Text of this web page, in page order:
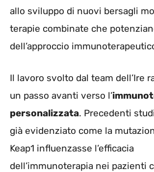
allo sviluppo di nuovi bersagli
terapie combinate che
dell’approccio
Il lavoro svolto dal team dell’Ire
un passo avanti verso l’
personalizzata. Precedenti
già evidenziato come la
Keap1 influenzasse l’efficacia
dell’immunoterapia nei pazienti